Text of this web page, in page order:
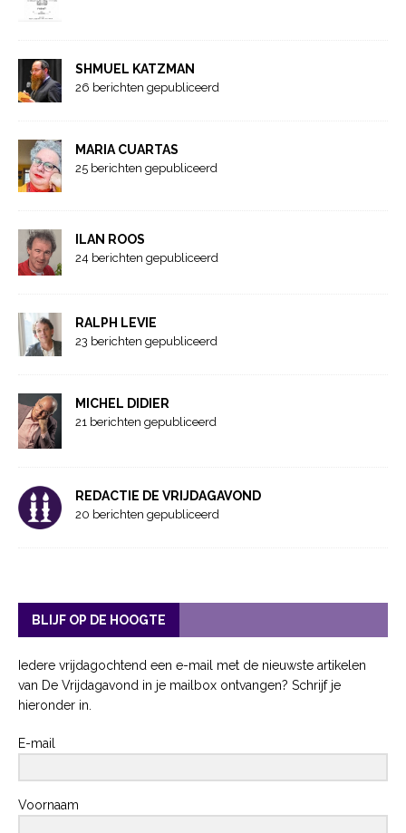
SHMUEL KATZMAN
26 berichten gepubliceerd
MARIA CUARTAS
25 berichten gepubliceerd
ILAN ROOS
24 berichten gepubliceerd
RALPH LEVIE
23 berichten gepubliceerd
MICHEL DIDIER
21 berichten gepubliceerd
REDACTIE DE VRIJDAGAVOND
20 berichten gepubliceerd
BLIJF OP DE HOOGTE
Iedere vrijdagochtend een e-mail met de nieuwste artikelen
van De Vrijdagavond in je mailbox ontvangen? Schrijf je
hieronder in.
E-mail
Voornaam